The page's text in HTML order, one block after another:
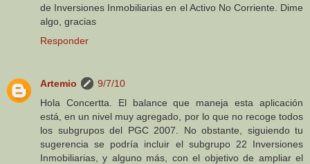
de Inversiones Inmobiliarias en el Activo No Corriente. Dime
algo, gracias
Responder
Artemio
9/7/10
Hola Concertta. El balance que maneja esta aplicación
está, en un nivel muy agregado, por lo que no recoge todos
los subgrupos del PGC 2007. No obstante, siguiendo tu
sugerencia se podría incluir el subgrupo 22 Inversiones
Inmobiliarias, y alguno más, con el objetivo de ampliar el